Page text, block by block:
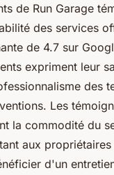
de Run Garage
des services
de 4.7 sur
expriment leur
des
Les
la commodité du
aux
d'un